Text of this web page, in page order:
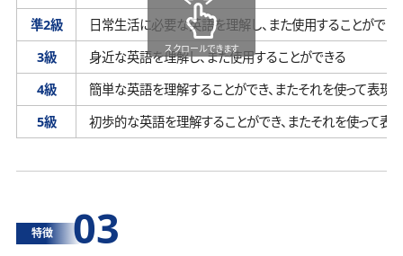
準2級
日常生活に必要な英語を理解し、 また使用することができ
3級
身近な英語を理解し、また使用することができる
4級
簡単な英語を理解することができ、 またそれを使って表現
5級
初歩的な英語を理解することができ、 またそれを使って表
スクロールできます
特徴 03